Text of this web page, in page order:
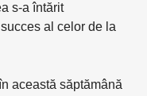
s-a întărit
al celor de la
această săptămână